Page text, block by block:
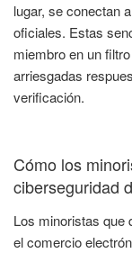
lugar, se conectan
oficiales. Estas
miembro en un
arriesgadas
verificación.
Cómo los
ciberseguridad
Los minoristas que
el comercio